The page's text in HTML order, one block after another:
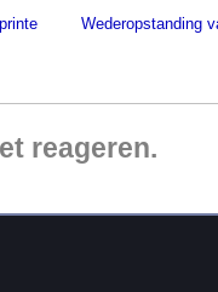
Wederopstanding
reageren.